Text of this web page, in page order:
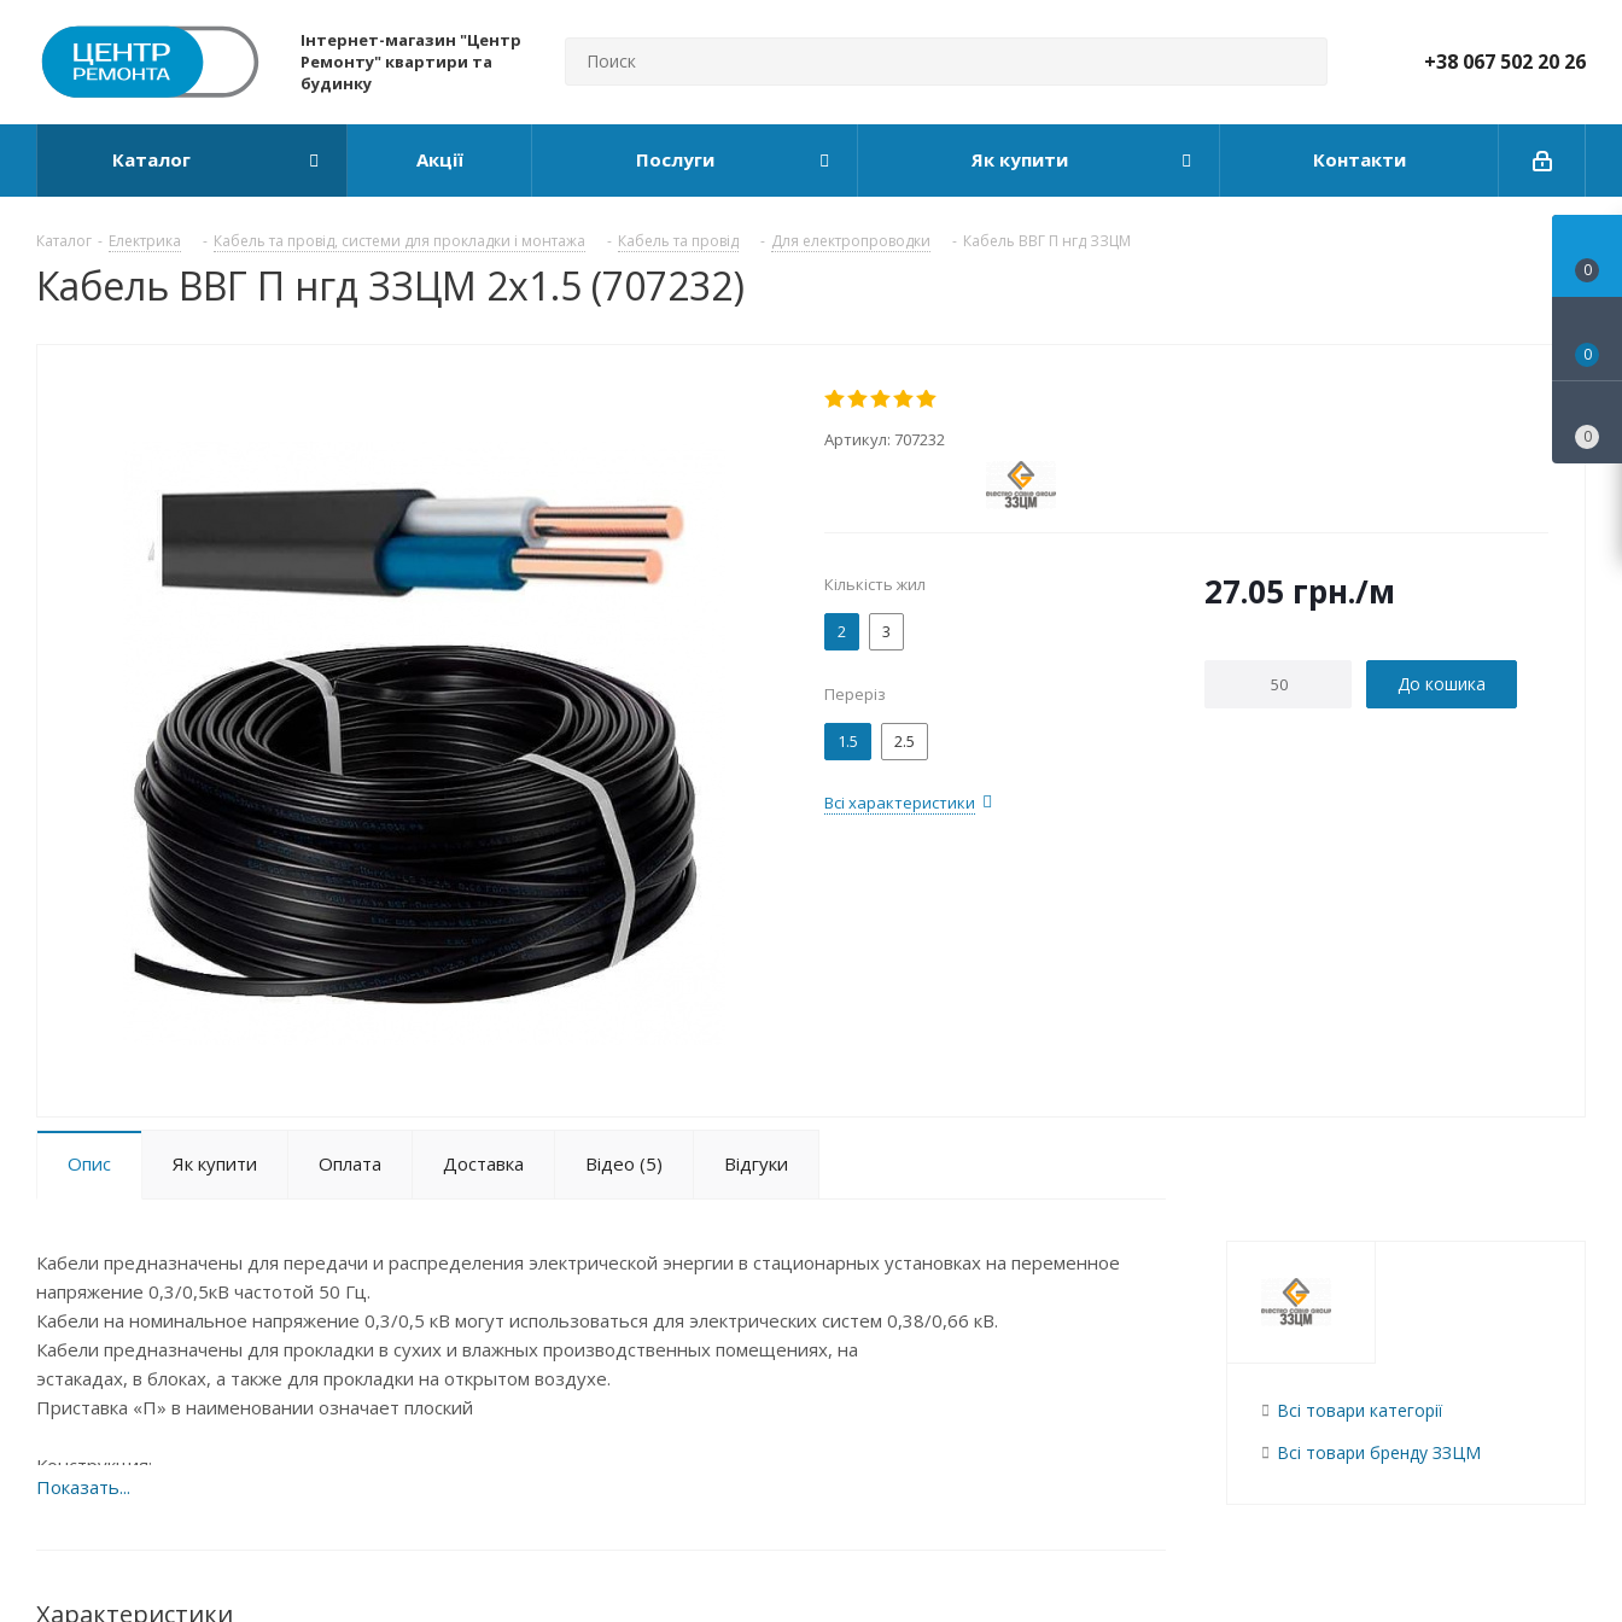
Інтернет-магазин "Центр
Ремонту" квартири та
будинку
+38 067 502 20 26
Каталог Акції Послуги Як купити Контакти
Каталог - Електрика - Кабель та провід, системи для прокладки і монтажа - Кабель та провід - Для електропроводки - Кабель ВВГ П нгд ЗЗЦМ
Кабель ВВГ П нгд ЗЗЦМ 2x1.5 (707232)
Артикул: 707232
Кількість жил
2 3
Переріз
1.5 2.5
Всі характеристики
27.05 грн./м
До кошика
Опис Як купити Оплата Доставка Відео (5) Відгуки
Кабели предназначены для передачи и распределения электрической энергии в стационарных установках на переменное
напряжение 0,3/0,5кВ частотой 50 Гц.
Кабели на номинальное напряжение 0,3/0,5 кВ могут использоваться для электрических систем 0,38/0,66 кВ.
Кабели предназначены для прокладки в сухих и влажных производственных помещениях, на
эстакадах, в блоках, а также для прокладки на открытом воздухе.
Приставка «П» в наименовании означает плоский
Конструкция:
• Токопроводящая медная жила, однопроволочная круглая (ок) или многопроволочная круглая (мк),1 или 2 класса гибкости.
• Маркировка изоляции жил цветовая (сплошная или полосовая) или цифровая.
Характеристики
Всі товари категорії
Всі товари бренду ЗЗЦМ
0
0
0